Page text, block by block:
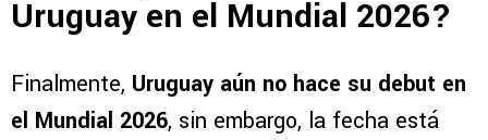
Uruguay en el Mundial 2026?
Finalmente, Uruguay aún no hace su debut en
el Mundial 2026, sin embargo, la fecha está